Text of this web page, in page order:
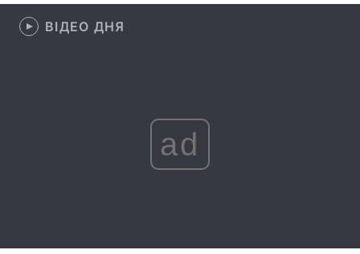
Цікавинки
Статті
Контакти
ВІДЕО ДНЯ
ad